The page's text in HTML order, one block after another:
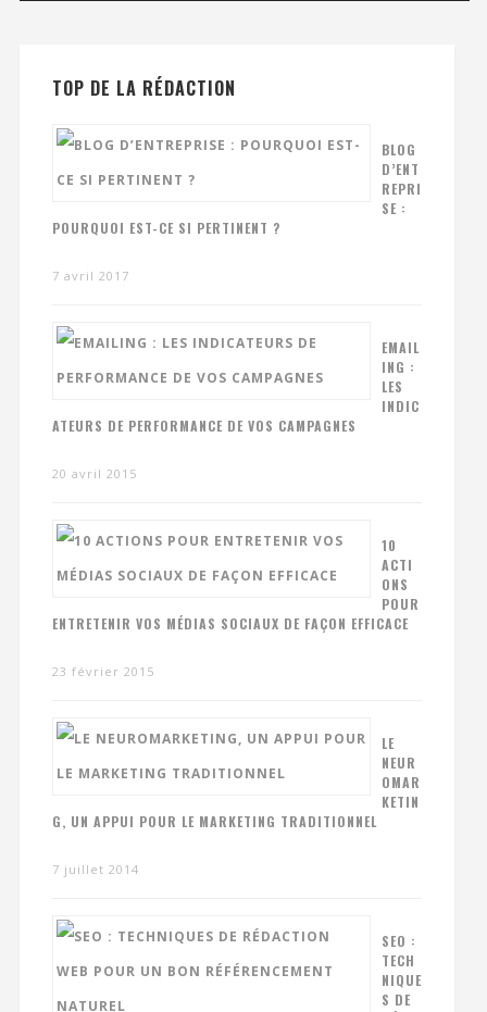
TOP DE LA RÉDACTION
BLOG
D’ENT
REPRI
SE :
POURQUOI EST-CE SI PERTINENT ?
7 avril 2017
EMAIL
ING :
LES
INDIC
ATEURS DE PERFORMANCE DE VOS CAMPAGNES
20 avril 2015
10
ACTI
ONS
POUR
ENTRETENIR VOS MÉDIAS SOCIAUX DE FAÇON EFFICACE
23 février 2015
LE
NEUR
OMAR
KETIN
G, UN APPUI POUR LE MARKETING TRADITIONNEL
7 juillet 2014
SEO :
TECH
NIQUE
S DE